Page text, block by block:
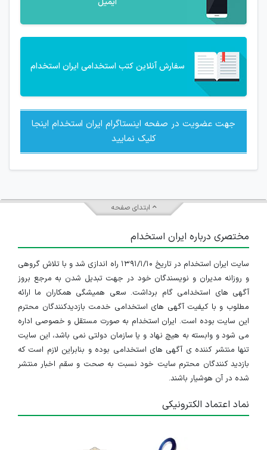
سفارش آنلاین کتب استخدامی ایران استخدام
جهت عضویت در صفحه اینستاگرام ایران استخدام اینجا
کلیک نمایید
ابتدای صفحه
مختصری درباره ایران استخدام
سایت ایران استخدام در تاریخ ۱۳۹۱/۱/۱۰ راه اندازی شد و با تلاش گروهی
و روزانه مدیران و نویسندگان خود در جهت تبدیل شدن به مرجع بروز
آگهی های استخدامی گام برداشت. سعی همیشگی همکاران ما ارائه
مطلوب و با کیفیت آگهی های استخدامی خدمت بازدیدکنندگان محترم
این سایت بوده است. ایران استخدام به صورت مستقل و خصوصی اداره
می شود و وابسته به هیچ نهاد و یا سازمان دولتی نمی باشد، این سایت
تنها منتشر کننده ی آگهی های استخدامی بوده و بنابراین لازم است که
بازدید کنندگان محترم سایت خود نسبت به صحت و سقم اخبار منتشر
شده در آن هوشیار باشند.
نماد اعتماد الکترونیکی